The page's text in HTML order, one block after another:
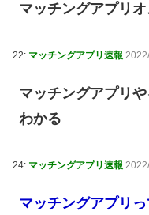
マッチングアプリ
22: マッチングアプリ速報
マッチングアプリ
わかる
24: マッチングアプリ速報
マッチングアプリ